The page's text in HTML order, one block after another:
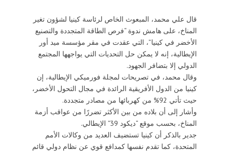
قال علي محمد، المبعوث الخاص لرئاسة كينيا لشؤون تغير
المناخ، على هامش ندوة “فرص الطاقة المتجددة والتصنيع
الأخضر في كينيا”، التي عقدت في مقر مؤسسة ميد أور
الإيطالية، إنه لا يمكن حل التحديات التي يواجهها المجتمع
الدولي إلا بتضافر الجهود.
وقال محمد، في تصريحات لمجلة فورميكي الإيطالية، إن
كينيا من الدول الأفريقية الرائدة في مجال التحول الأخضر،
حيث تأتي 92% من كهربائها من مصادر متجددة.
وأشار إلى أن بلاده من بين الأكثر تضررًا من عواقب أزمة
المناخ، بحسب موقع “ديكود 39” الإيطالي.
جدير بالذكر أن كينيا تستضيف العديد من وكالات الأمم
المتحدة، كما تقدم نفسها كمدافع قوي عن نظام دولي قائم